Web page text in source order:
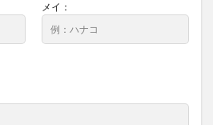
メイ：